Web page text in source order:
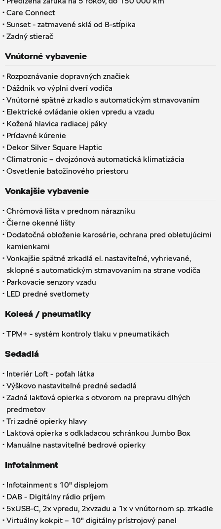
· Care Connect
· Sunset - zatmavené sklá od B-stĺpika
· Zadný stierač
Vnútorné vybavenie
· Rozpoznávanie dopravných značiek
· Dáždnik vo výplni dverí vodiča
· Vnútorné spätné zrkadlo s automatickým stmavovaním
· Elektrické ovládanie okien vpredu a vzadu
· Kožená hlavica radiacej páky
· Prídavné kúrenie
· Dekor Silver Square Haptic
· Climatronic – dvojzónová automatická klimatizácia
· Osvetlenie batožinového priestoru
Vonkajšie vybavenie
· Chrómová lišta v prednom nárazníku
· Čierne okenné lišty
· Dodatočná obloženie karosérie, ochrana pred obletujúcimi
kamienkami
· Vonkajšie spätné zrkadlá el. nastaviteľné, vyhrievané,
sklopné s automatickým stmavovaním na strane vodiča
· Parkovacie senzory vzadu
· LED predné svetlomety
Kolesá / pneumatiky
· TPM+ - systém kontroly tlaku v pneumatikách
Sedadlá
· Interiér Loft - poťah látka
· Výškovo nastaviteľné predné sedadlá
· Zadná lakťová opierka s otvorom na prepravu dlhých
predmetov
· Tri zadné opierky hlavy
· Lakťová opierka s odkladacou schránkou Jumbo Box
· Manuálne nastaviteľné bedrové opierky
Infotainment
· Infotainment s 10" displejom
· DAB - Digitálny rádio príjem
· 5xUSB-C, 2x vpredu, 2xvzadu a 1x v vnútornom sp. zrkadle
· Virtuálny kokpit – 10" digitálny prístrojový panel